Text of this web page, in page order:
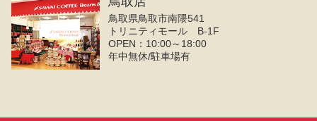
鳥取県鳥取市南隈541
トリニティモール B-1F
OPEN：10:00～18:00
年中無休/駐車場有